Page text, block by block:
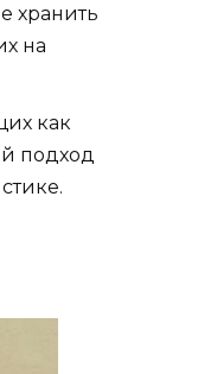
хранить
на
как
подход